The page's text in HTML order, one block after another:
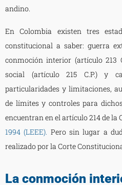
andino.
En Colombia existen tres
constitucional a saber: guerra
conmoción interior (artículo 213
social (artículo 215 C.P.) y
particularidades y limitaciones,
de límites y controles para
encuentran en el artículo 214 de la
1994 (LEEE). Pero sin lugar a
realizado por la Corte
La conmoción